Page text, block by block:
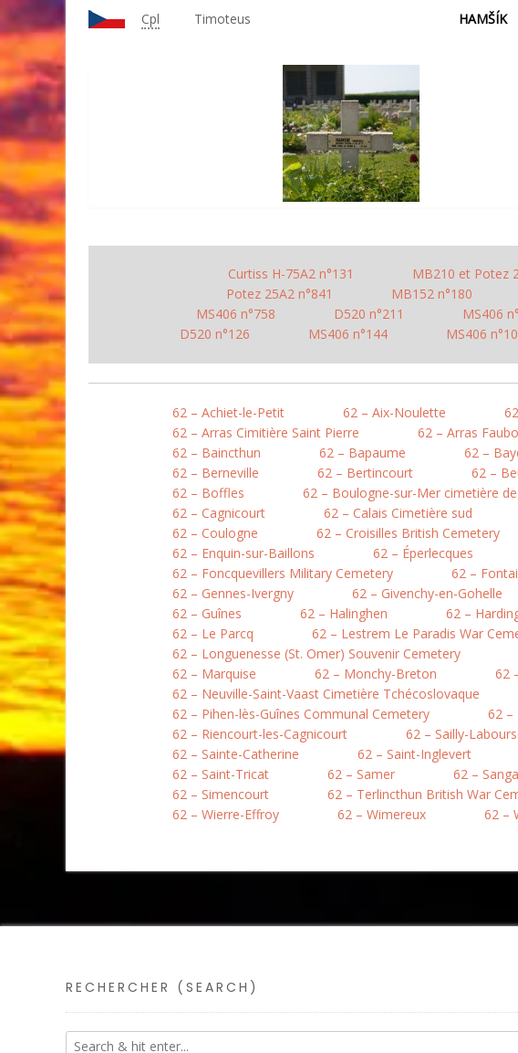
Cpl Timoteus HAMŠÍK
Curtiss H-75A2 n°131 MB210 et Potez
Potez 25A2 n°841
MB152 n°180
MS406 n°758
D520 n°211 MS406
D520 n°126
MS406 n°144 MS406
62 – Achiet-le-Petit 62 – Aix-Noulette
62 – Arras Cimitière Saint Pierre
62 – Arras
62 – Baincthun
62 – Bapaume 62 –
62 – Berneville
62 – Bertincourt 62 –
62 – Boffles
62 – Boulogne-sur-Mer cimetière de
62 – Cagnicourt
62 – Calais Cimetière sud
62 – Coulogne
62 – Croisilles British Cemetery
62 – Enquin-sur-Baillons
62 – Éperlecques
62 – Foncquevillers Military Cemetery
62 –
62 – Gennes-Ivergny
62 – Givenchy-en-Gohelle
62 – Guînes
62 – Halinghen 62 –
62 – Le Parcq
62 – Lestrem Le Paradis War
62 – Longuenesse (St. Omer) Souvenir Cemetery
62 – Marquise
62 – Monchy-Breton 62
62 – Neuville-Saint-Vaast Cimetière Tchécoslovaque
62 – Pihen-lès-Guînes Communal Cemetery
62 –
62 – Riencourt-les-Cagnicourt
62 – Sailly-
62 – Sainte-Catherine
62 – Saint-Inglevert
62 – Saint-Tricat
62 – Samer 62 –
62 – Simencourt
62 – Terlincthun British War
62 – Wierre-Effroy
62 – Wimereux 62 –
RECHERCHER (SEARCH)